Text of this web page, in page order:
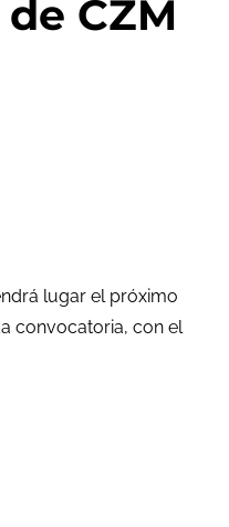
CZM
lugar el próximo
convocatoria, con el